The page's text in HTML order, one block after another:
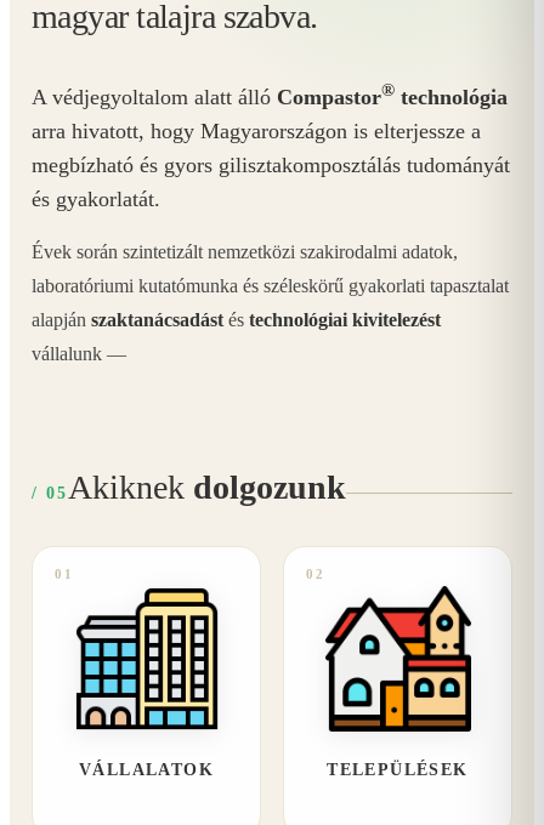
magyar talajra szabva.
A védjegyoltalom alatt álló Compastor® technológia
arra hivatott, hogy Magyarországon is elterjessze a
megbízható és gyors gilisztakomposztálás tudományát
és gyakorlatát.
Évek során szintetizált nemzetközi szakirodalmi adatok,
laboratóriumi kutatómunka és széleskörű gyakorlati tapasztalat
alapján szaktanácsadást és technológiai kivitelezést
vállalunk —
/ 05 Akiknek dolgozunk
01
VÁLLALATOK
02
TELEPÜLÉSEK